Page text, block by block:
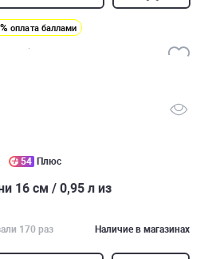
оплата баллами
54 Плюс
16 см / 0,95 л из
170 раз Наличие в магазинах